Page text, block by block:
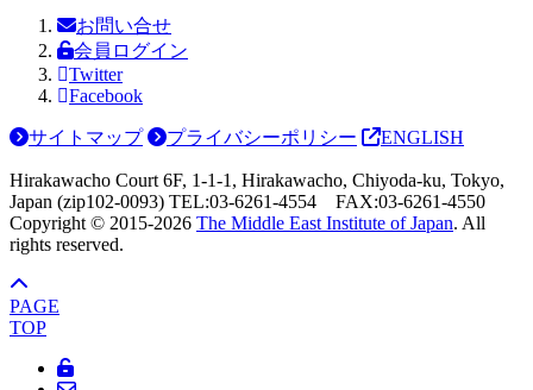
お問い合せ
会員ログイン
Twitter
Facebook
サイトマップ プライバシーポリシー ENGLISH
Hirakawacho Court 6F, 1-1-1, Hirakawacho, Chiyoda-ku, Tokyo,
Japan (zip102-0093) TEL:03-6261-4554 FAX:03-6261-4550
Copyright © 2015-2026 The Middle East Institute of Japan. All
rights reserved.
PAGE
TOP